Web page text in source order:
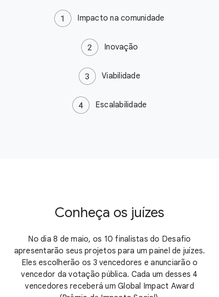
Impacto na comunidade
Inovação
Viabilidade
Escalabilidade
Conheça os juízes
No dia 8 de maio, os 10 finalistas do Desafio
apresentarão seus projetos para um painel de juízes.
Eles escolherão os 3 vencedores e anunciarão o
vencedor da votação pública. Cada um desses 4
vencedores receberá um Global Impact Award